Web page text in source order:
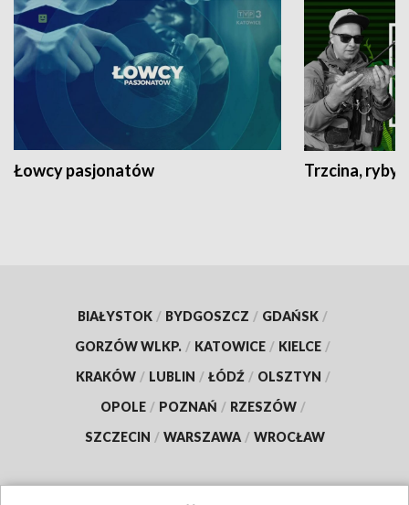
Łowcy pasjonatów Trzcina, ryby
BIAŁYSTOK / BYDGOSZCZ / GDAŃSK /
GORZÓW WLKP. / KATOWICE / KIELCE /
KRAKÓW / LUBLIN / ŁÓDŹ / OLSZTYN /
OPOLE / POZNAŃ / RZESZÓW /
SZCZECIN / WARSZAWA / WROCŁAW